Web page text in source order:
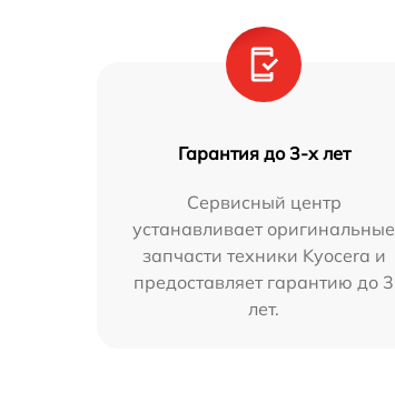
Гарантия до 3-х лет
Сервисный центр
устанавливает оригинальные
запчасти техники Kyocera и
предоставляет гарантию до 3
лет.